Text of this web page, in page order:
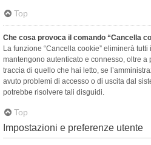
Top
Che cosa provoca il comando “Cancella
La funzione “Cancella cookie” eliminerà
mantengono autenticato e connesso, oltre a
traccia di quello che hai letto, se
avuto problemi di accesso o di uscita dal
potrebbe risolvere tali disguidi.
Top
Impostazioni e preferenze utente